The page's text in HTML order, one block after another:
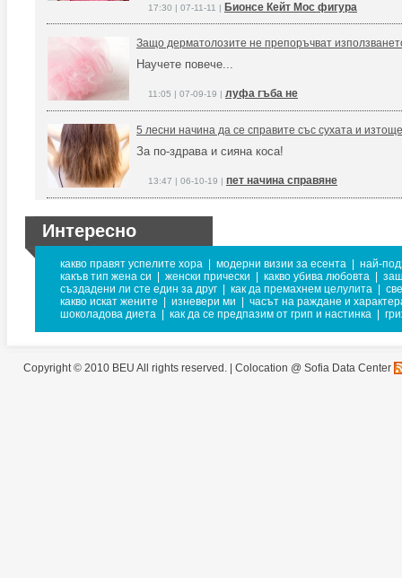
17:30 | 07-11-11 | Бионсе Кейт Мос фигура
Защо дерматолозите не препоръчват
Научете повече...
11:05 | 07-09-19 | луфа гъба не
5 лесни начина да се справите със сухата и
За по-здрава и сияна коса!
13:47 | 06-10-19 | пет начина справяне
Интересно
какво правят успелите хора модерни визии за есента
най-
какъв тип жена си
женски прически какво убива любовта
създадени ли сте един за друг
как да премахнем целулита
какво искат жените
изневери ми
часът на раждане и
шоколадова диета
как да се предпазим от грип и настинка
Copyright © 2010 BEU All rights reserved. | Colocation @ Sofia Data Center